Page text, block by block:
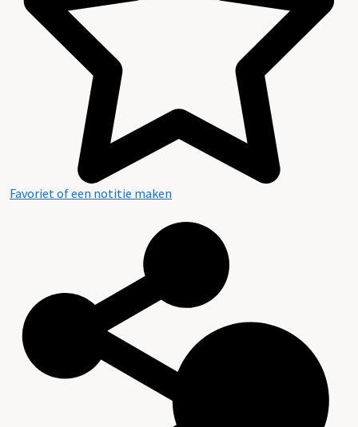
Favoriet of een notitie maken